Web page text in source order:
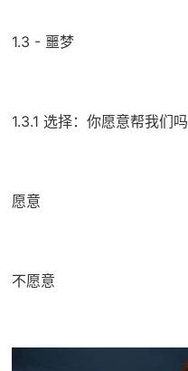
1.3 - 噩梦
1.3.1 选择：你愿意帮我们吗
愿意
不愿意